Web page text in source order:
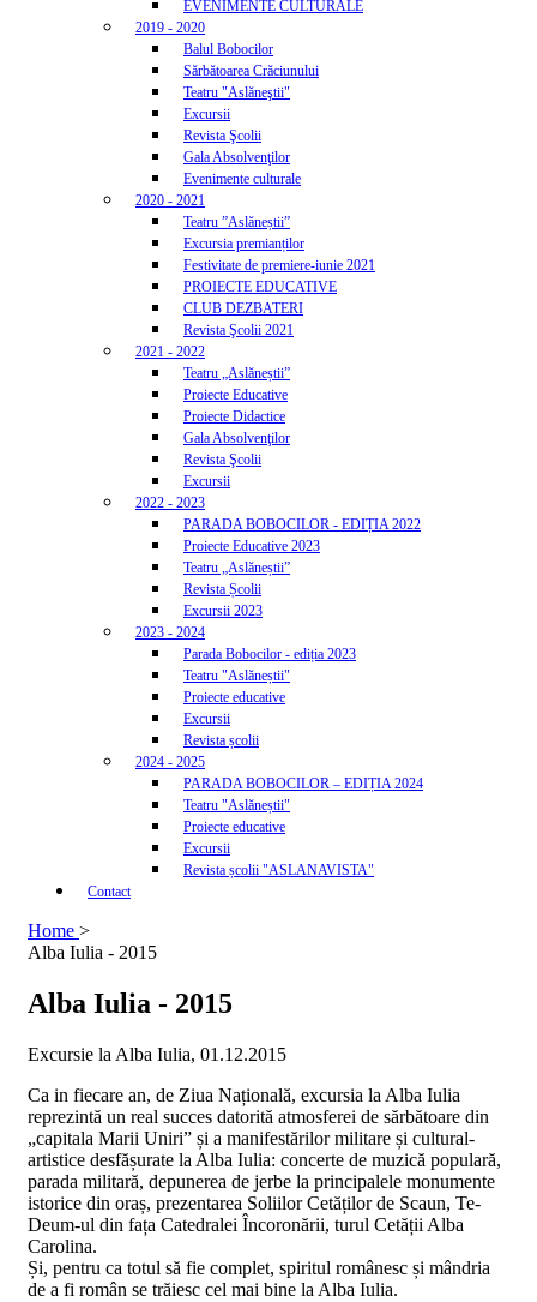
EVENIMENTE CULTURALE
2019 - 2020
Balul Bobocilor
Sărbătoarea Crăciunului
Teatru "Aslăneştii"
Excursii
Revista Şcolii
Gala Absolvenţilor
Evenimente culturale
2020 - 2021
Teatru ”Aslăneștii”
Excursia premianților
Festivitate de premiere-iunie 2021
PROIECTE EDUCATIVE
CLUB DEZBATERI
Revista Şcolii 2021
2021 - 2022
Teatru „Aslăneștii”
Proiecte Educative
Proiecte Didactice
Gala Absolvenţilor
Revista Şcolii
Excursii
2022 - 2023
PARADA BOBOCILOR - EDIȚIA 2022
Proiecte Educative 2023
Teatru „Aslăneștii”
Revista Școlii
Excursii 2023
2023 - 2024
Parada Bobocilor - ediția 2023
Teatru "Aslăneștii"
Proiecte educative
Excursii
Revista școlii
2024 - 2025
PARADA BOBOCILOR – EDIȚIA 2024
Teatru "Aslăneștii"
Proiecte educative
Excursii
Revista școlii "ASLANAVISTA"
Contact
Home >
Alba Iulia - 2015
Alba Iulia - 2015
Excursie la Alba Iulia, 01.12.2015
Ca in fiecare an, de Ziua Națională, excursia la Alba Iulia
reprezintă un real succes datorită atmosferei de sărbătoare din
„capitala Marii Uniri” și a manifestărilor militare și cultural-
artistice desfășurate la Alba Iulia: concerte de muzică populară,
parada militară, depunerea de jerbe la principalele monumente
istorice din oraș, prezentarea Soliilor Cetăților de Scaun, Te-
Deum-ul din fața Catedralei Încoronării, turul Cetății Alba
Carolina.
Și, pentru ca totul să fie complet, spiritul românesc și mândria
de a fi român se trăiesc cel mai bine la Alba Iulia.